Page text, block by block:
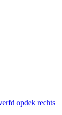
opdek rechts